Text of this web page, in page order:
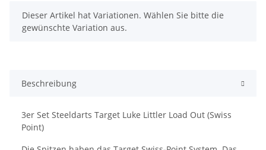
x
Dieser Artikel hat Variationen. Wählen Sie bitte die
gewünschte Variation aus.
Beschreibung
3er Set Steeldarts Target Luke Littler Load Out (Swiss
Point)